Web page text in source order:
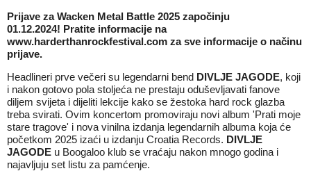
Prijave za Wacken Metal Battle 2025 započinju
01.12.2024! Pratite informacije na
www.harderthanrockfestival.com za sve informacije o načinu
prijave.
Headlineri prve večeri su legendarni bend DIVLJE JAGODE, koji
i nakon gotovo pola stoljeća ne prestaju oduševljavati fanove
diljem svijeta i dijeliti lekcije kako se žestoka hard rock glazba
treba svirati. Ovim koncertom promoviraju novi album 'Prati moje
stare tragove' i nova vinilna izdanja legendarnih albuma koja će
početkom 2025 izaći u izdanju Croatia Records. DIVLJE
JAGODE u Boogaloo klub se vraćaju nakon mnogo godina i
najavljuju set listu za pamćenje.